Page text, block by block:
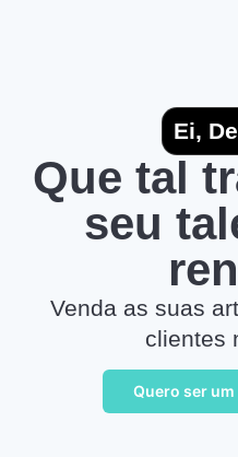
Ei,
Que tal
seu
Venda as suas
clientes
Quero ser um